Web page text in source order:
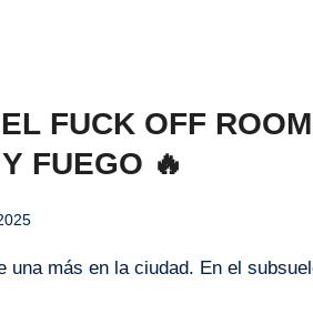
FUCK OFF
FUEGO 🔥
una más en la ciudad. En el